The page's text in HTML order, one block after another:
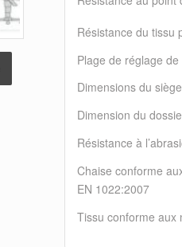
Résistance du tissu
Plage de réglage
Dimensions du
Dimension du
Résistance à
Chaise conforme
EN 1022:2007
Tissu conforme aux